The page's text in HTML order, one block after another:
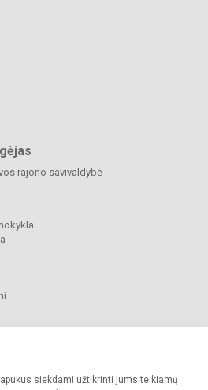
siekdami užtikrinti jums teikiamų
rajono savivaldybė
mokykla. Visos teisės saugomos.